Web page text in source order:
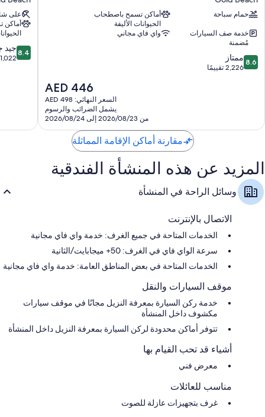
Gold
Beach
حمام سباحة
أماكن تسمح باصطحاب
الحيوانات الأليفة
خدمة صف السيارات
مُضمنة
واي فاي مجاني
8.6
من
8.6 ممتاز
2,226 تقييمًا
السعر
الحالي
هو
AED
446
AED 446
السعر النهائي: AED 498
يشمل الضرائب والرسوم
من 2026/08/23 إلى 2026/08/24
هوتل
آند
لايت
شو
Gold
Beach
على
8.4
من
8.4 جيد
1,022 تقييمًا
مقارنة أماكن الإقامة المماثلة
المزيد عن هذه المنشأة الفندقية
وسائل الراحة في المنشأة
الاتصال بالإنترنت
الخدمات المتاحة في جميع الغرف: خدمة واي فاي مجانية
سرعة الواي فاي في الغرف: 50+ ميجابايت/الثانية
الخدمات المتاحة في بعض المناطق العامة: خدمة واي فاي مجانية
موقف السيارات والنقل
خدمة ركن السيارة بمعرفة النزيل مجانًا في موقف سيارات
مكشوف داخل المنشأة
تتوفر أماكن محدودة لركن السيارة بمعرفة النزيل داخل المنشأة
أشياء قد تحب القيام بها
معرض فني
مناسب للعائلات
غرف بتجهيزات عازلة للصوت